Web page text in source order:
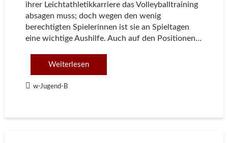
ihrer Leichtathletikkarriere das Volleyballtraining
absagen muss; doch wegen den wenig
berechtigten Spielerinnen ist sie an Spieltagen
eine wichtige Aushilfe. Auch auf den Positionen…
Weiterlesen
w-Jugend-B